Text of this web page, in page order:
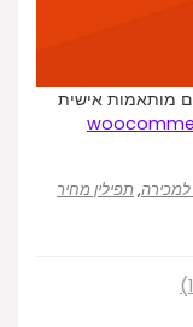
מותאמות אישית
למכירה,תפילין מחיר